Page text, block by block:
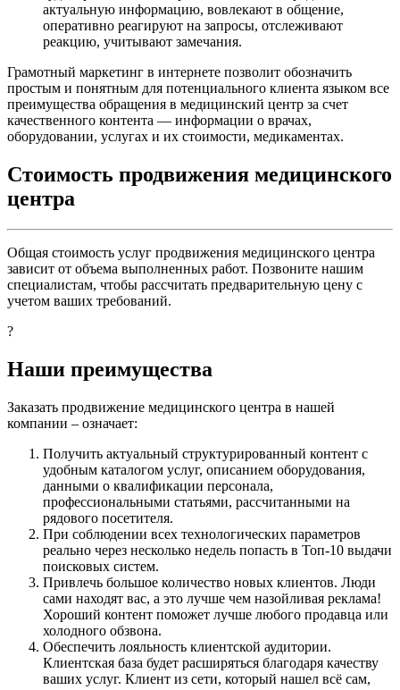
актуальную информацию, вовлекают в общение,
оперативно реагируют на запросы, отслеживают
реакцию, учитывают замечания.
Грамотный маркетинг в интернете позволит обозначить
простым и понятным для потенциального клиента языком все
преимущества обращения в медицинский центр за счет
качественного контента — информации о врачах,
оборудовании, услугах и их стоимости, медикаментах.
Стоимость продвижения медицинского
центра
Общая стоимость услуг продвижения медицинского центра
зависит от объема выполненных работ. Позвоните нашим
специалистам, чтобы рассчитать предварительную цену с
учетом ваших требований.
?
Наши преимущества
Заказать продвижение медицинского центра в нашей
компании – означает:
Получить актуальный структурированный контент с
удобным каталогом услуг, описанием оборудования,
данными о квалификации персонала,
профессиональными статьями, рассчитанными на
рядового посетителя.
При соблюдении всех технологических параметров
реально через несколько недель попасть в Топ-10 выдачи
поисковых систем.
Привлечь большое количество новых клиентов. Люди
сами находят вас, а это лучше чем назойливая реклама!
Хороший контент поможет лучше любого продавца или
холодного обзвона.
Обеспечить лояльность клиентской аудитории.
Клиентская база будет расширяться благодаря качеству
ваших услуг. Клиент из сети, который нашел всё сам,